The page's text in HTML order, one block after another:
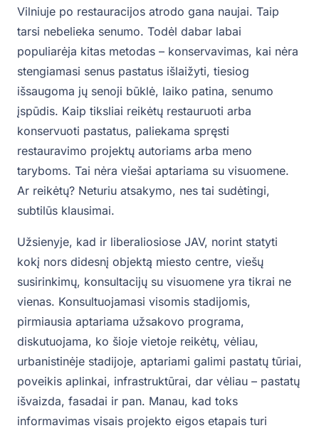
Vilniuje po restauracijos atrodo gana naujai. Taip
tarsi nebelieka senumo. Todėl dabar labai
populiarėja kitas metodas – konservavimas, kai nėra
stengiamasi senus pastatus išlaižyti, tiesiog
išsaugoma jų senoji būklė, laiko patina, senumo
įspūdis. Kaip tiksliai reikėtų restauruoti arba
konservuoti pastatus, paliekama spręsti
restauravimo projektų autoriams arba meno
taryboms. Tai nėra viešai aptariama su visuomene.
Ar reikėtų? Neturiu atsakymo, nes tai sudėtingi,
subtilūs klausimai.
Užsienyje, kad ir liberaliosiose JAV, norint statyti
kokį nors didesnį objektą miesto centre, viešų
susirinkimų, konsultacijų su visuomene yra tikrai ne
vienas. Konsultuojamasi visomis stadijomis,
pirmiausia aptariama užsakovo programa,
diskutuojama, ko šioje vietoje reikėtų, vėliau,
urbanistinėje stadijoje, aptariami galimi pastatų tūriai,
poveikis aplinkai, infrastruktūrai, dar vėliau – pastatų
išvaizda, fasadai ir pan. Manau, kad toks
informavimas visais projekto eigos etapais turi